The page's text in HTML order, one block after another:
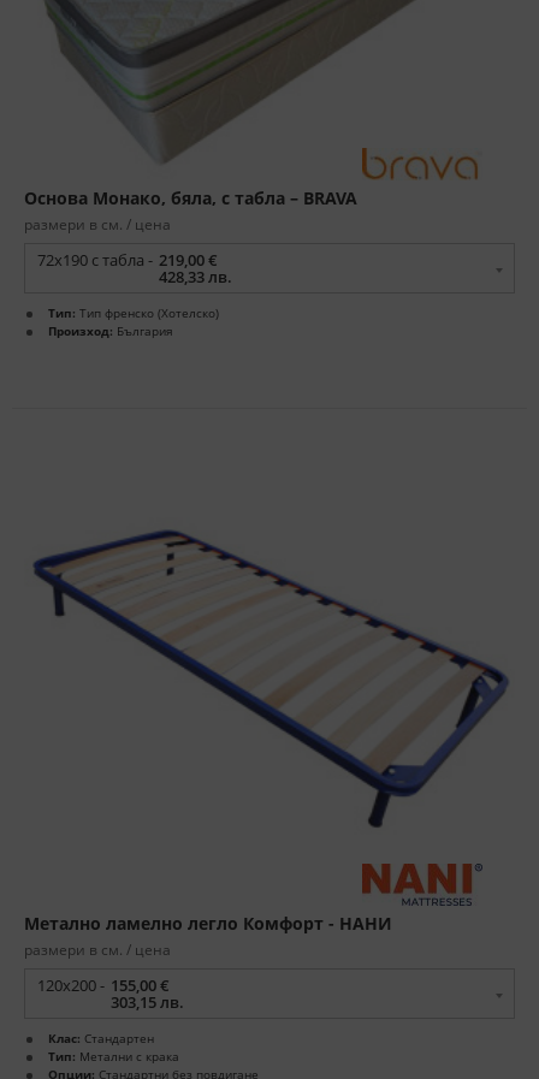
Основа Монако, бяла, с табла – BRAVA
размери в см. / цена
72x190 с табла - 219,00 €
428,33 лв.
Тип: Тип френско (Хотелско)
Произход: България
Метално ламелно легло Комфорт - НАНИ
размери в см. / цена
120x200 - 155,00 €
303,15 лв.
Клас: Стандартен
Тип: Метални с крака
Опции: Стандартни без повдигане